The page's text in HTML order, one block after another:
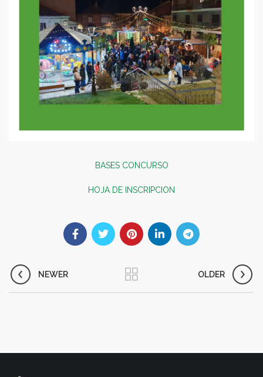
BASES CONCURSO
HOJA DE INSCRIPCION
NEWER OLDER